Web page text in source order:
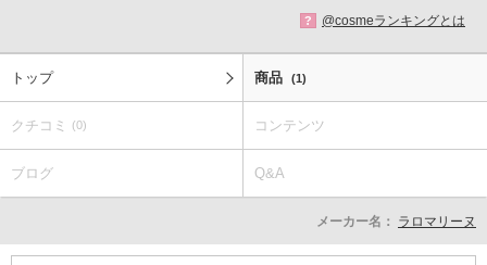
? @cosmeランキングとは
トップ 商品 (1)
クチコミ (0) コンテンツ
ブログ Q&A
メーカー名： ラロマリーヌ